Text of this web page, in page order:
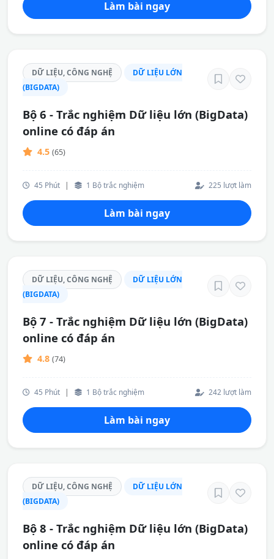
Làm bài ngay
DỮ LIỆU, CÔNG NGHỆ
DỮ LIỆU LỚN
(BIGDATA)
Bộ 6 - Trắc nghiệm Dữ liệu lớn (BigData)
online có đáp án
4.5 (65)
45 Phút | 1 Bộ trắc nghiệm 225 lượt làm
Làm bài ngay
DỮ LIỆU, CÔNG NGHỆ
DỮ LIỆU LỚN
(BIGDATA)
Bộ 7 - Trắc nghiệm Dữ liệu lớn (BigData)
online có đáp án
4.8 (74)
45 Phút | 1 Bộ trắc nghiệm 242 lượt làm
Làm bài ngay
DỮ LIỆU, CÔNG NGHỆ
DỮ LIỆU LỚN
(BIGDATA)
Bộ 8 - Trắc nghiệm Dữ liệu lớn (BigData)
online có đáp án